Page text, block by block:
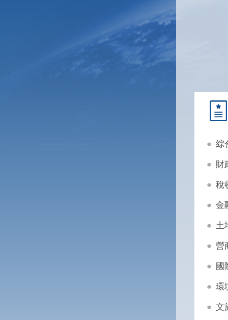
綜
財
稅
金
土
營
國
環
文